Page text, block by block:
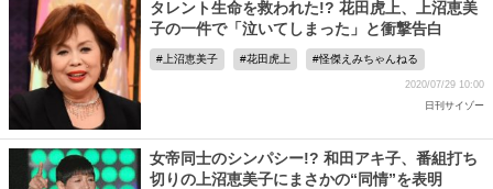
タレント生命を救われた!? 花田虎上、上沼恵美
子の一件で「泣いてしまった」と衝撃告白
上沼恵美子 花田虎上 怪傑えみちゃんねる
2020/07/29 10:00
日刊サイゾー
女帝同士のシンパシー!? 和田アキ子、番組打ち
切りの上沼恵美子にまさかの“同情”を表明